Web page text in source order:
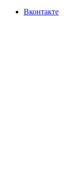
Вконтакте